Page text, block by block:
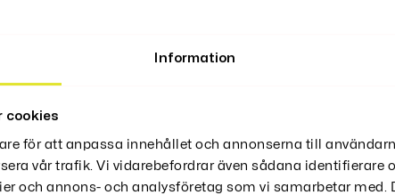
Information
cookies
för att anpassa innehållet och annonserna till
vår trafik. Vi vidarebefordrar även sådana identifierare
och annons- och analysföretag som vi samarbetar med.